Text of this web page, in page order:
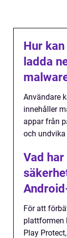
Hur
ladda
Användare
innehåller
appar från
och
Vad
För att
plattformen
Play